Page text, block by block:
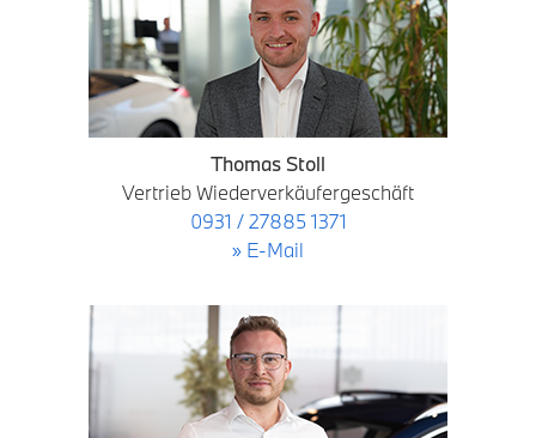
Thomas Stoll
Vertrieb Wiederverkäufergeschäft
0931 / 27885 1371
» E-Mail